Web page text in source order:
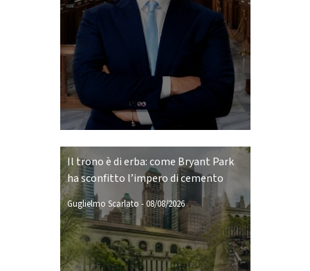
Il trono è di erba: come Bryant Park
ha sconfitto l’impero di cemento
Guglielmo Scarlato -08/08/2026